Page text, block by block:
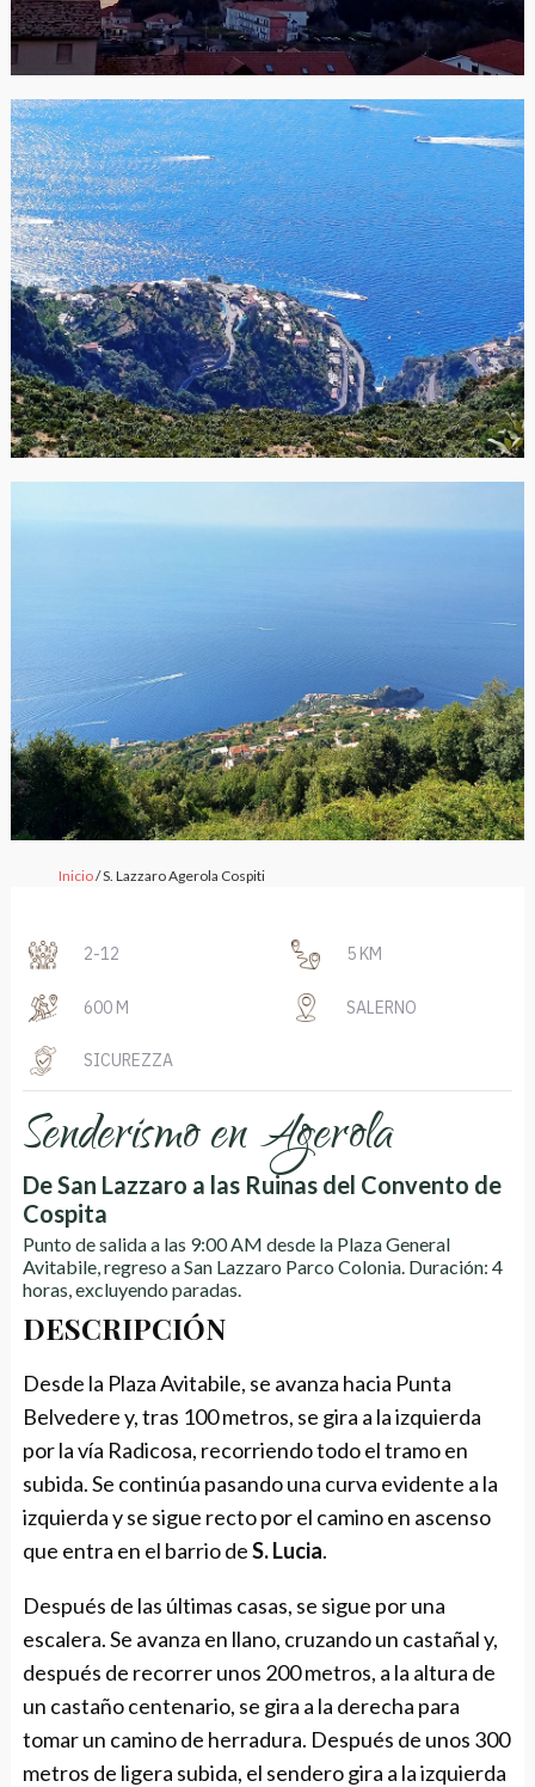
Inicio/ S. Lazzaro Agerola Cospiti
2-12 5 KM
600 M SALERNO
SICUREZZA
Senderismo en Agerola
De San Lazzaro a las Ruinas del Convento de
Cospita
Punto de salida a las 9:00 AM desde la Plaza General
Avitabile, regreso a San Lazzaro Parco Colonia. Duración: 4
horas, excluyendo paradas.
DESCRIPCIÓN
Desde la Plaza Avitabile, se avanza hacia Punta
Belvedere y, tras 100 metros, se gira a la izquierda
por la vía Radicosa, recorriendo todo el tramo en
subida. Se continúa pasando una curva evidente a la
izquierda y se sigue recto por el camino en ascenso
que entra en el barrio deS. Lucia.
Después de las últimas casas, se sigue por una
escalera. Se avanza en llano, cruzando un castañal y,
después de recorrer unos 200 metros, a la altura de
un castaño centenario, se gira a la derecha para
tomar un camino de herradura. Después de unos 300
metros de ligera subida, el sendero gira a la izquierda